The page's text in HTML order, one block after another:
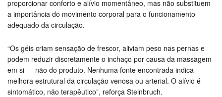
proporcionar conforto e alívio momentâneo, mas não substituem
a importância do movimento corporal para o funcionamento
adequado da circulação.
“Os géis criam sensação de frescor, aliviam peso nas pernas e
podem reduzir discretamente o inchaço por causa da massagem
em si — não do produto. Nenhuma fonte encontrada indica
melhora estrutural da circulação venosa ou arterial. O alívio é
sintomático, não terapêutico”, reforça Steinbruch.